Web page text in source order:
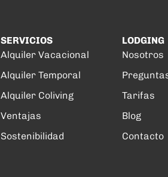
SERVICIOS
Alquiler Vacacional
Alquiler Temporal
Alquiler Coliving
Ventajas
Sostenibilidad
LODGING
Nosotros
Tarifas
Blog
Contacto